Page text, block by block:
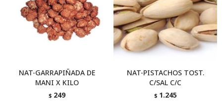
NAT-GARRAPIÑADA DE
MANI X KILO
$ 249
NAT-PISTACHOS TOST.
C/SAL C/C
$ 1.245